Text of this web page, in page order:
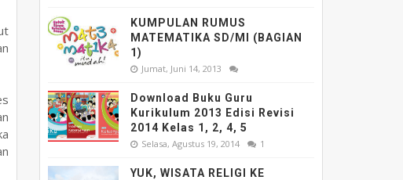
KUMPULAN RUMUS
MATEMATIKA SD/MI (BAGIAN
1)
Jumat, Juni 14, 2013
Download Buku Guru
Kurikulum 2013 Edisi Revisi
2014 Kelas 1, 2, 4, 5
Selasa, Agustus 19, 2014 1
YUK, WISATA RELIGI KE